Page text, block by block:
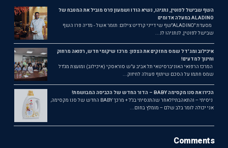
השף שבישל לפוטין, נתניהו, נשיא הודו ושמעון פרס מוביל את המטבח של
ALADINO במעלה אדומים
מסעדת ״ALADINO״שף שי דייני קרדיט צילום: תומר אשל - מדיה פרו השף
שבישל לפוטין, לנתניהו לנ...
איכילוב ומג'דל שמס מחזקים את הצפון: מרכז שיקומי חדש, רפואה מרחוק
וחינוך למדעים!
המרכז הרפואי האוניברסיטאי תל אביב ע"ש סוראסקי (איכילוב) ומועצת מג'דל
שמס חתמו על הסכם שיתוף פעולה לחיזוק...
הכירו את סנו מקסימה BABY – הדור החדש של הכביסה המבושמת!
ניסיתי – והתאהבתי!לאחר שהתנסיתי בג'ל + מרכך BABY החדש של סנו מקסימה,
אני יכולה לומר בלב שלם – מומלץ בחום...
Comments